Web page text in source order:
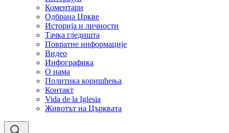
Коментари
Одбрана Цркве
Историја и личности
Тачка гледишта
Повратне информације
Видео
Инфографика
О нама
Политика коришћења
Контакт
Vida de la Iglesia
Животът на Църквата